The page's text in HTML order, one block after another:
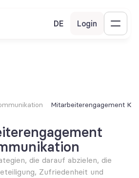
DE Login
Mitarbeiterengagement
die darauf abzielen, die
Zufriedenheit und